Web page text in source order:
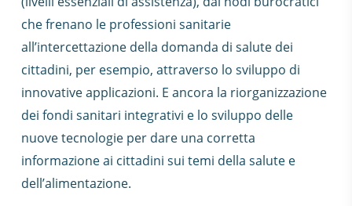
che frenano le professioni sanitarie
all’intercettazione della domanda di salute dei
cittadini, per esempio, attraverso lo sviluppo di
innovative applicazioni. E ancora la riorganizzazione
dei fondi sanitari integrativi e lo sviluppo delle
nuove tecnologie per dare una corretta
informazione ai cittadini sui temi della salute e
dell’alimentazione.